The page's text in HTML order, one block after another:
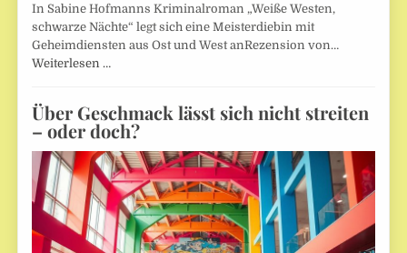
In Sabine Hofmanns Kriminalroman „Weiße Westen,
schwarze Nächte“ legt sich eine Meisterdiebin mit
Geheimdiensten aus Ost und West anRezension von…
Weiterlesen …
Über Geschmack lässt sich nicht streiten
– oder doch?